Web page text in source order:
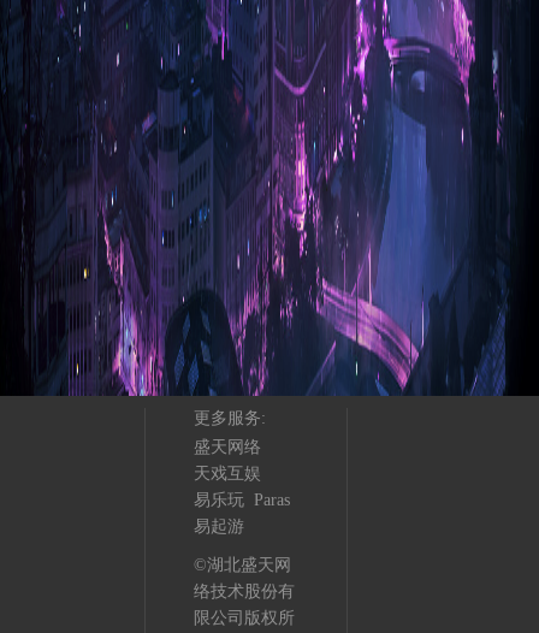
更多服务:
盛天网络
天戏互娱
易乐玩
Paras
易起游
©湖北盛天网
络技术股份有
限公司版权所